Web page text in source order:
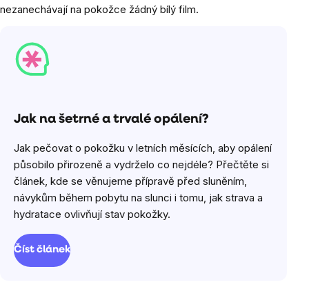
nezanechávají na pokožce žádný bílý film.
Jak na šetrné a trvalé opálení?
Jak pečovat o pokožku v letních měsících, aby opálení
působilo přirozeně a vydrželo co nejdéle? Přečtěte si
článek, kde se věnujeme přípravě před sluněním,
návykům během pobytu na slunci i tomu, jak strava a
hydratace ovlivňují stav pokožky.
Číst článek